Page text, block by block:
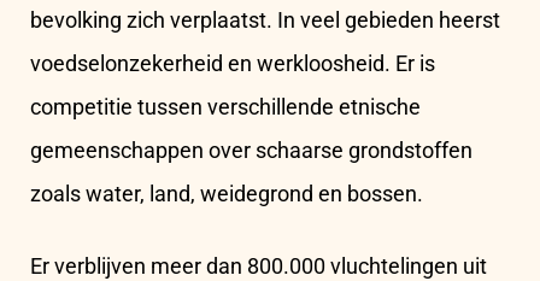
bevolking zich verplaatst. In veel gebieden heerst
voedselonzekerheid en werkloosheid. Er is
competitie tussen verschillende etnische
gemeenschappen over schaarse grondstoffen
zoals water, land, weidegrond en bossen.
Er verblijven meer dan 800.000 vluchtelingen uit